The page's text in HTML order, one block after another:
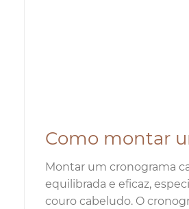
Como montar
Montar um cronograma
equilibrada e eficaz,
couro cabeludo. O